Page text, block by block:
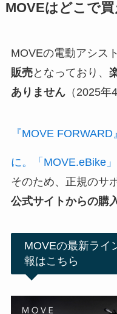
MOVEはどこで買
MOVEの電動アシス
販売となっており、
ありません（2025年
『MOVE
に。「MOVE.eBike」
そのため、正規のサ
公式サイトからの購
MOVEの最新ライ
報はこちら